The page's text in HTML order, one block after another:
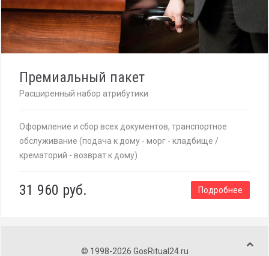
Премиальный пакет
Расширенный набор атрибутики
Оформление и сбор всех документов, транспортное
обслуживание (подача к дому - морг - кладбище /
крематорий - возврат к дому)
31 960 руб. Подробнее
© 1998-2026 GosRitual24.ru